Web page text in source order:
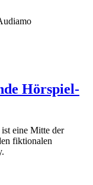
Hörspiel-
eine Mitte der
fiktionalen